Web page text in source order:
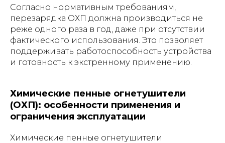
Согласно нормативным требованиям,
перезарядка ОХП должна производиться не
реже одного раза в год, даже при отсутствии
фактического использования. Это позволяет
поддерживать работоспособность устройства
и готовность к экстренному применению.
Химические пенные огнетушители
(ОХП): особенности применения и
ограничения эксплуатации
Химические пенные огнетушители